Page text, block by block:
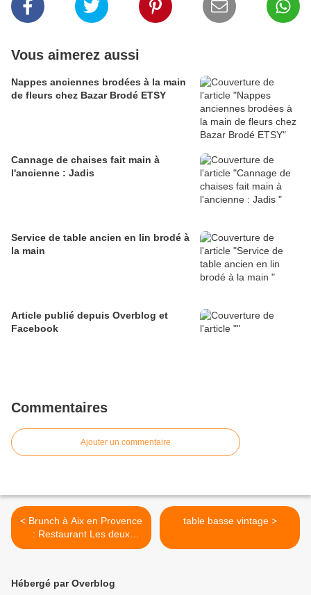
Vous aimerez aussi
Nappes anciennes brodées à la main
de fleurs chez Bazar Brodé ETSY
Cannage de chaises fait main à
l'ancienne : Jadis
Service de table ancien en lin brodé à
la main
Article publié depuis Overblog et
Facebook
Commentaires
Ajouter un commentaire
< Brunch à Aix en Provence
: Restaurant Les deux
Frères
table basse vintage >
Hébergé par Overblog